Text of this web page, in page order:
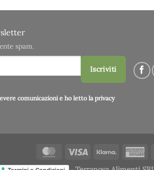
spam.
Iscriviti
comunicazioni e ho letto laprivacy